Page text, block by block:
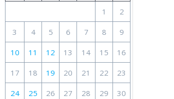
1 2
3 4 5 6 7 8 9
10 11 12 13 14 15 16
17 18 19 20 21 22 23
24 25 26 27 28 29 30